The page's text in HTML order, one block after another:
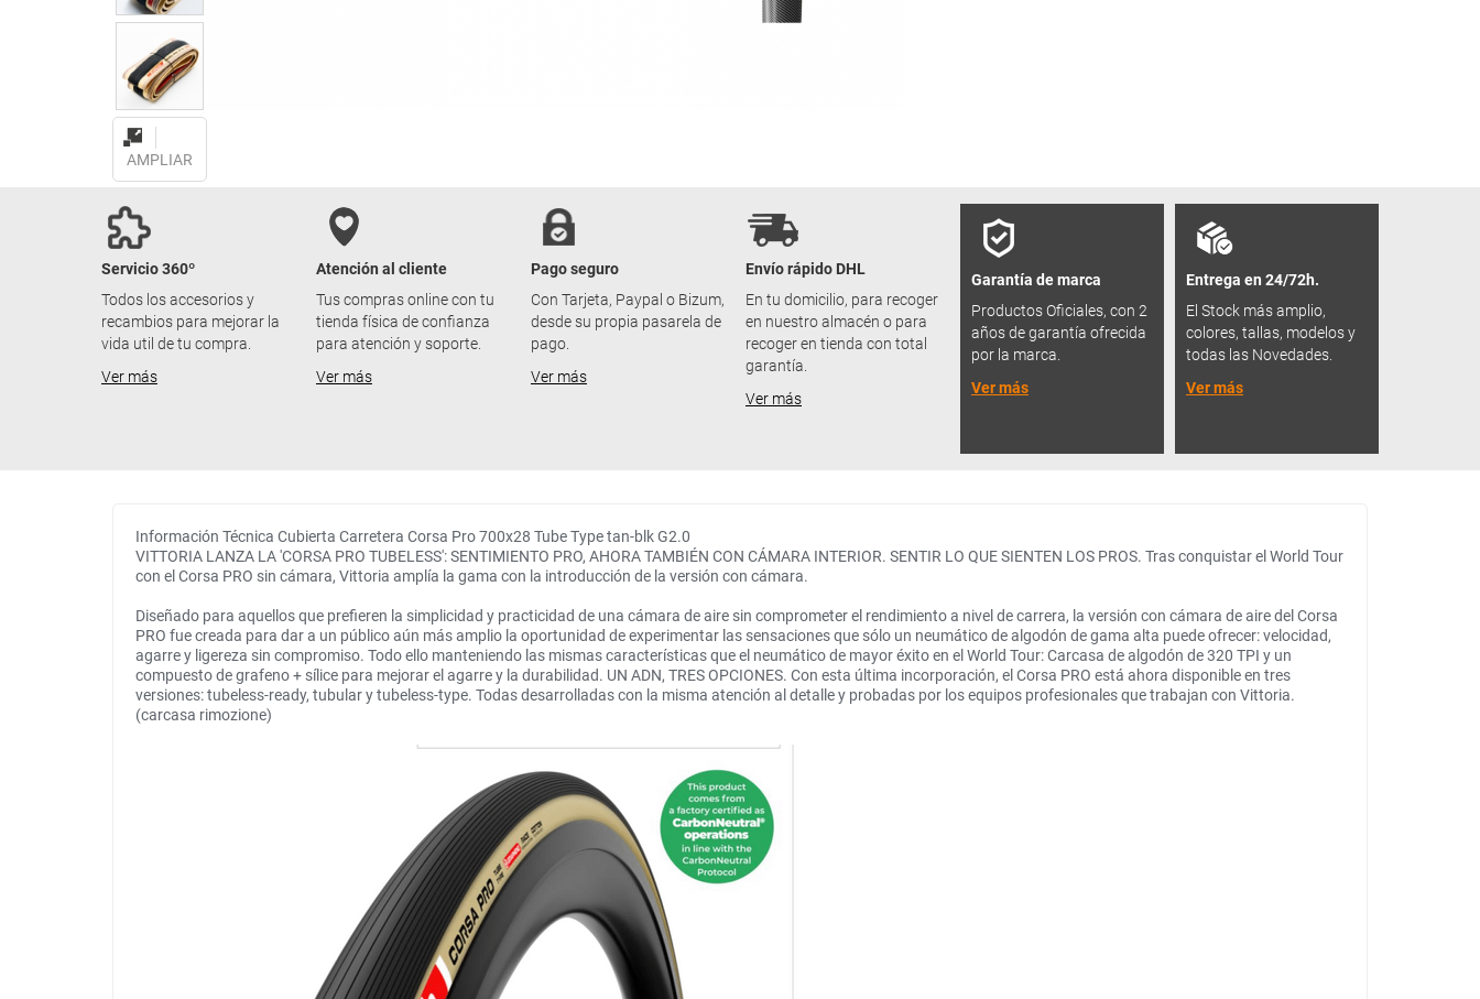
AMPLIAR
Servicio 360º
Todos los accesorios y
recambios para mejorar la
vida util de tu compra.
Ver más
Atención al cliente
Tus compras online con tu
tienda física de confianza
para atención y soporte.
Ver más
Pago seguro
Con Tarjeta, Paypal o Bizum,
desde su propia pasarela de
pago.
Ver más
Envío rápido DHL
En tu domicilio, para recoger
en nuestro almacén o para
recoger en tienda con total
garantía.
Ver más
Garantía de marca
Productos Oficiales, con 2
años de garantía ofrecida
por la marca.
Ver más
Entrega en 24/72h.
El Stock más amplio,
colores, tallas, modelos y
todas las Novedades.
Ver más
Información Técnica Cubierta Carretera Corsa Pro 700x28 Tube Type tan-blk G2.0
VITTORIA LANZA LA 'CORSA PRO TUBELESS': SENTIMIENTO PRO, AHORA TAMBIÉN CON CÁMARA INTERIOR. SENTIR LO QUE SIENTEN LOS PROS. Tras conquistar el World Tour
con el Corsa PRO sin cámara, Vittoria amplía la gama con la introducción de la versión con cámara.
Diseñado para aquellos que prefieren la simplicidad y practicidad de una cámara de aire sin comprometer el rendimiento a nivel de carrera, la versión con cámara de aire del Corsa
PRO fue creada para dar a un público aún más amplio la oportunidad de experimentar las sensaciones que sólo un neumático de algodón de gama alta puede ofrecer: velocidad,
agarre y ligereza sin compromiso. Todo ello manteniendo las mismas características que el neumático de mayor éxito en el World Tour: Carcasa de algodón de 320 TPI y un
compuesto de grafeno + sílice para mejorar el agarre y la durabilidad. UN ADN, TRES OPCIONES. Con esta última incorporación, el Corsa PRO está ahora disponible en tres
versiones: tubeless-ready, tubular y tubeless-type. Todas desarrolladas con la misma atención al detalle y probadas por los equipos profesionales que trabajan con Vittoria.
(carcasa rimozione)